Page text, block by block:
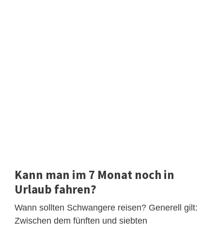
Kann man im 7 Monat noch in
Urlaub fahren?
Wann sollten Schwangere reisen? Generell gilt:
Zwischen dem fünften und siebten